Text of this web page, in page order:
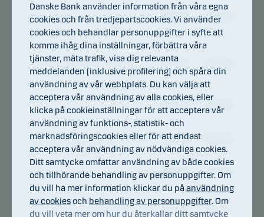
Danske Invest
Globala High Yield-
obligationer, klass SEK h
PDF PDF
Danske Invest
Globala Realräntor, klass SEK
h
PDF
Danske Invest Allocation
Horisont Aktie Class SA
PDF
Danske Invest Allocation
Horisont Aktie Class SA d
PDF
Danske Invest Allocation
Horisont Balanserad Class SA
PDF PDF
Danske Invest Allocation
Horisont Balanserad Class SA
PDF PDF
Danske Bank använder information från våra egna
cookies och från tredjepartscookies. Vi använder
cookies och behandlar personuppgifter i syfte att
komma ihåg dina inställningar, förbättra våra
tjänster, mäta trafik, visa dig relevanta
meddelanden (inklusive profilering) och spåra din
användning av vår webbplats. Du kan välja att
acceptera vår användning av alla cookies, eller
klicka på cookieinställningar för att acceptera vår
användning av funktions-, statistik- och
marknadsföringscookies eller för att endast
acceptera vår användning av nödvändiga cookies.
Ditt samtycke omfattar användning av både cookies
och tillhörande behandling av personuppgifter. Om
du vill ha mer information klickar du påanvändning
av cookiesoch behandling av personuppgifter. Om
du vill veta mer om hur du återkallar ditt samtycke